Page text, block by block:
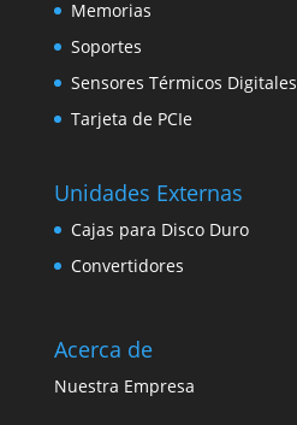
Memorias
Soportes
Sensores Térmicos Digitales
Tarjeta de PCIe
Unidades Externas
Cajas para Disco Duro
Convertidores
Acerca de
Nuestra Empresa